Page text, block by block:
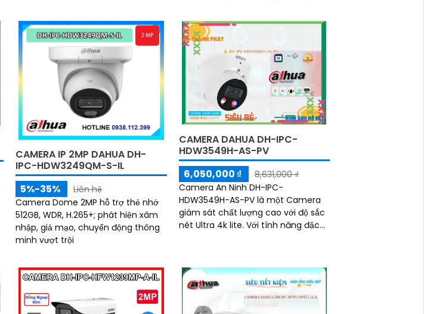
linh hoạt và có màu ban đêm
đàm thoại hai chiều, cùng báo động
chủ động, mang lại giải pháp an
ninh hiệu quả
CAMERA IP 2MP DAHUA DH-
IPC-HDW3249QM-S-IL
5%-35%
Liên hệ
Camera Dome 2MP hỗ trợ thẻ nhớ
512GB, WDR, H.265+; phát hiện xâm
nhập, giả mạo, chuyển động thông
minh vượt trội
CAMERA DAHUA DH-IPC-
HDW3549H-AS-PV
6,050,000 ₫
8,631,000 ₫
Camera An Ninh DH-IPC-
HDW3549H-AS-PV là một Camera
giám sát chất lượng cao với độ sắc
nét Ultra 4k lite. Với tính năng đặc